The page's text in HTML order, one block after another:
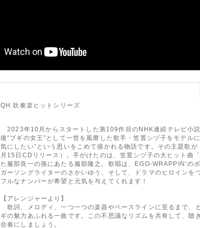
QH 吹奏楽ヒットシリーズ
2023年10月からスタートした第109作目のNHK連続テレビ小
後“ブギの女王”として一世を風靡した歌手・笠置シヅ子をモデル
気にしたい”という思いをこめて描かれる物語です。その主題歌
月15日CDリリース）。手がけたのは、笠置シヅ子の大ヒット曲
た服部良一の孫にあたる服部隆之。歌唱は、EGO-WRAPPIN’の
ガーソングライターのさかいゆう、そして、ドラマのヒロインを
フルなナンバーが希望と元気を与えてくれます！
【アレンジャーより】
歌詞、メロディ、一つ一つの楽器やベースラインに至るまで、
ギの魅力あふれる一曲です。この不思議なリズムを共有して、聴
合奏にしましょう。